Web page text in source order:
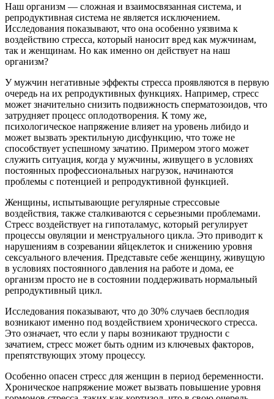
Наш организм — сложная и взаимосвязанная система, и
репродуктивная система не является исключением.
Исследования показывают, что она особенно уязвима к
воздействию стресса, который наносит вред как мужчинам,
так и женщинам. Но как именно он действует на наш
организм?
У мужчин негативные эффекты стресса проявляются в первую
очередь на их репродуктивных функциях. Например, стресс
может значительно снизить подвижность сперматозоидов, что
затрудняет процесс оплодотворения. К тому же,
психологическое напряжение влияет на уровень либидо и
может вызвать эректильную дисфункцию, что тоже не
способствует успешному зачатию. Примером этого может
служить ситуация, когда у мужчины, живущего в условиях
постоянных профессиональных нагрузок, начинаются
проблемы с потенцией и репродуктивной функцией.
Женщины, испытывающие регулярные стрессовые
воздействия, также сталкиваются с серьезными проблемами.
Стресс воздействует на гипоталамус, который регулирует
процессы овуляции и менструального цикла. Это приводит к
нарушениям в созревании яйцеклеток и снижению уровня
сексуального влечения. Представьте себе женщину, живущую
в условиях постоянного давления на работе и дома, ее
организм просто не в состоянии поддерживать нормальный
репродуктивный цикл.
Исследования показывают, что до 30% случаев бесплодия
возникают именно под воздействием хронического стресса.
Это означает, что если у пары возникают трудности с
зачатием, стресс может быть одним из ключевых факторов,
препятствующих этому процессу.
Особенно опасен стресс для женщин в период беременности.
Хроническое напряжение может вызвать повышение уровня